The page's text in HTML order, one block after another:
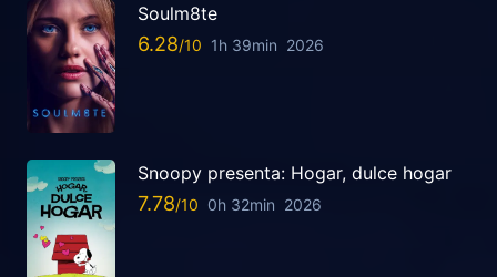
Soulm8te
6.28 1h 39min 2026
Snoopy presenta: Hogar, dulce hogar
7.78 0h 32min 2026